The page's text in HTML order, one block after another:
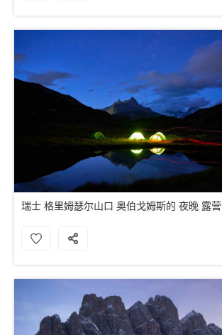
瑞士 格里姆瑟尔山口 奥伯戈姆斯的 夜晚 露营